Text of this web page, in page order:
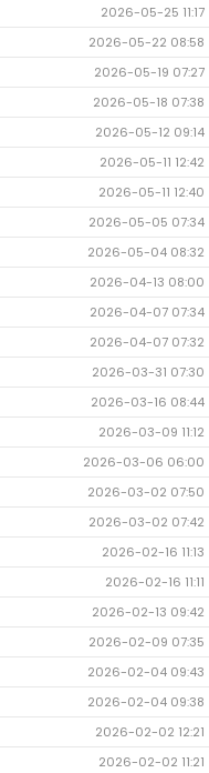
2026-05-25 11:17
2026-05-22 08:58
2026-05-19 07:27
2026-05-18 07:38
2026-05-12 09:14
2026-05-11 12:42
2026-05-11 12:40
2026-05-05 07:34
2026-05-04 08:32
2026-04-13 08:00
2026-04-07 07:34
2026-04-07 07:32
2026-03-31 07:30
2026-03-16 08:44
2026-03-09 11:12
2026-03-06 06:00
2026-03-02 07:50
2026-03-02 07:42
2026-02-16 11:13
2026-02-16 11:11
2026-02-13 09:42
2026-02-09 07:35
2026-02-04 09:43
2026-02-04 09:38
2026-02-02 12:21
2026-02-02 11:21